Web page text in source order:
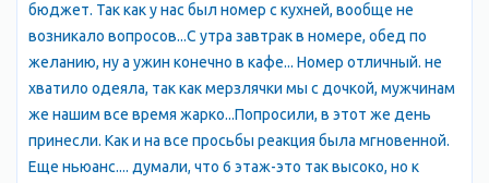
километрах от поселка. Гора знаменита своими скалами и
пещерами, которые привлекают туристов со всего мира.
Также в Семидворье можно посетить музей истории и
культуры Крыма, который расположен в здании бывшей
железнодорожной станции. Здесь можно узнать много
интересного о истории и культуре Крыма. В целом,
Семидворье – это прекрасный выбор для тех, кто хочет
бюджет. Так как у нас был номер с кухней, вообще не
возникало вопросов...С утра завтрак в номере, обед по
желанию, ну а ужин конечно в кафе... Номер отличный. не
хватило одеяла, так как мерзлячки мы с дочкой, мужчинам
же нашим все время жарко...Попросили, в этот же день
принесли. Как и на все просьбы реакция была мгновенной.
Еще ньюанс.... думали, что 6 этаж-это так высоко, но к